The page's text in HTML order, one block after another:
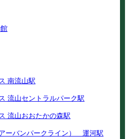
南流山駅
流山セントラルパーク駅
流山おおたかの森駅
ーバンパークライン） 運河駅